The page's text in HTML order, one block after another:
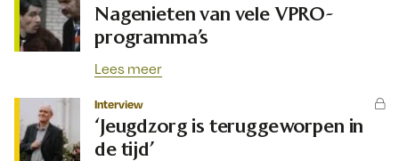
Nagenieten van vele VPRO-
programma’s
Lees meer
Interview
‘Jeugdzorg is teruggeworpen in
de tijd’